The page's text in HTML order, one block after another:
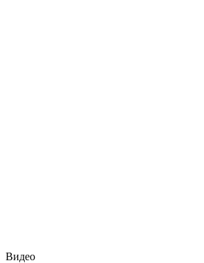
Видео